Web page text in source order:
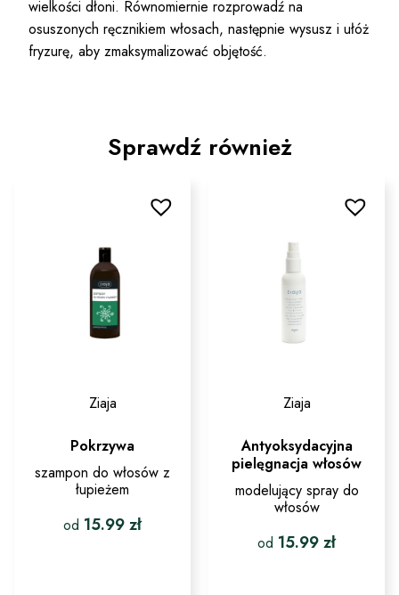
wielkości dłoni. Równomiernie rozprowadź na
osuszonych ręcznikiem włosach, następnie wysusz i ułóż
fryzurę, aby zmaksymalizować objętość.
Sprawdź również
Ziaja
Pokrzywa
szampon do włosów z
łupieżem
od 15.99zł
Ziaja
Antyoksydacyjna
pielęgnacja włosów
modelujący spray do
włosów
od 15.99zł